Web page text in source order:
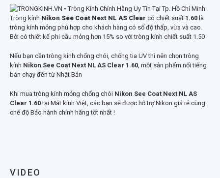
Tròng kính Nikon See Coat Next NL AS Clear có chiết suất 1.60 là
tròng kính mỏng phù hợp cho khách hàng có số độ thấp, vừa và cao.
Bởi có thiết kế phi cầu mỏng hơn 15% so với tròng kính chiết suất 1.50
Nếu bạn cần tròng kính chống chói, chống tia UV thì nên chọn tròng
kính Nikon See Coat Next NL AS Clear 1.60 , một sản phẩm nổi tiếng
bán chạy đến từ Nhật Bản
Khi mua tròng kính mỏng chống chói Nikon See Coat Next NL AS
Clear 1.60tại Mắt kính Việt, các bạn sẽ được hỗ trợ Nikon giá rẻ cùng
chế độ Bảo hành chính hãng tốt nhất !
VIDEO